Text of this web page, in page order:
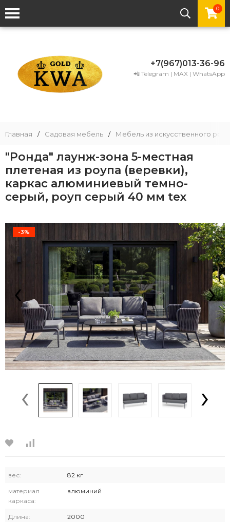
0
+7(967)013-36-96
📲 Telegram | MAX | WhatsApp
Главная / Садовая мебель / Мебель из искусственного
"Ронда" лаунж-зона 5-местная
плетеная из роупа (веревки),
каркас алюминиевый темно-
серый, роуп серый 40 мм tex
-3%
‹ ›
‹ ›
вес: 82 кг
материал
каркаса:
алюминий
Длина: 2000